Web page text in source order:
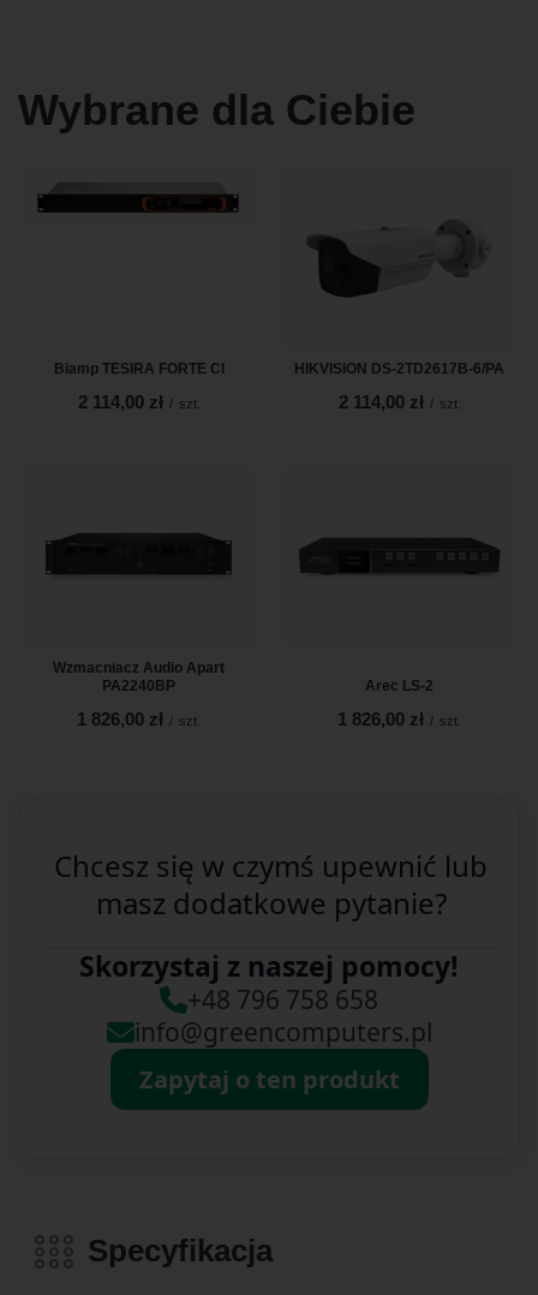
Wybrane dla Ciebie
Biamp TESIRA FORTE CI
2 114,00 zł / szt.
HIKVISION DS-2TD2617B-6/PA
2 114,00 zł / szt.
Wzmacniacz Audio Apart
PA2240BP
1 826,00 zł / szt.
Arec LS-2
1 826,00 zł / szt.
Chcesz się w czymś upewnić lub
masz dodatkowe pytanie?
Skorzystaj z naszej pomocy!
+48 796 758 658
info@greencomputers.pl
Zapytaj o ten produkt
Specyfikacja